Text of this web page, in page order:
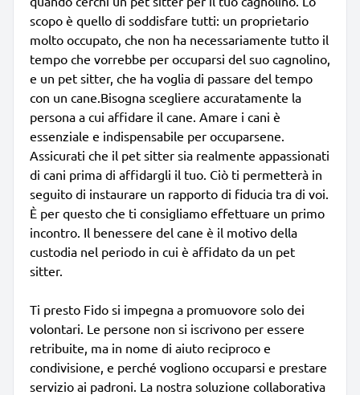
scopo è quello di soddisfare tutti: un proprietario
molto occupato, che non ha necessariamente tutto il
tempo che vorrebbe per occuparsi del suo cagnolino,
e un pet sitter, che ha voglia di passare del tempo
con un cane.Bisogna scegliere accuratamente la
persona a cui affidare il cane. Amare i cani è
essenziale e indispensabile per occuparsene.
Assicurati che il pet sitter sia realmente appassionati
di cani prima di affidargli il tuo. Ciò ti permetterà in
seguito di instaurare un rapporto di fiducia tra di voi.
È per questo che ti consigliamo effettuare un primo
incontro. Il benessere del cane è il motivo della
custodia nel periodo in cui è affidato da un pet
sitter.
Ti presto Fido si impegna a promuovore solo dei
volontari. Le persone non si iscrivono per essere
retribuite, ma in nome di aiuto reciproco e
condivisione, e perché vogliono occuparsi e prestare
servizio ai padroni. La nostra soluzione collaborativa